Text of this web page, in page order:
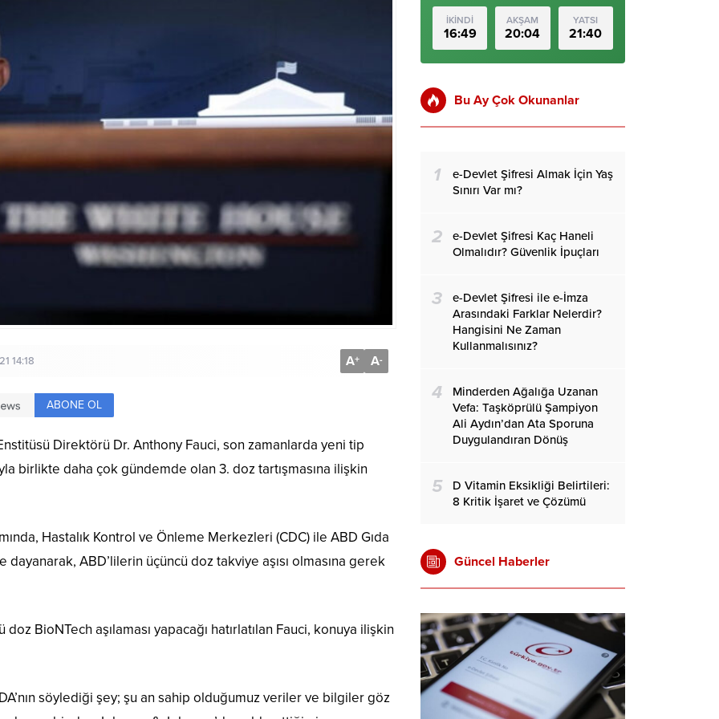
14:18 A+ A-
ABONE OL
Direktörü Dr. Anthony Fauci, son zamanlarda yeni tip
birlikte daha çok gündemde olan 3. doz tartışmasına ilişkin
Hastalık Kontrol ve Önleme Merkezleri (CDC) ile ABD Gıda
ABD’lilerin üçüncü doz takviye aşısı olmasına gerek
doz BioNTech aşılaması yapacağı hatırlatılan Fauci, konuya ilişkin
söylediği şey; şu an sahip olduğumuz veriler ve bilgiler göz
İKİNDİ
16:49
AKŞAM
20:04
YATSI
21:40
Bu Ay Çok Okunanlar
1
e-Devlet Şifresi Almak İçin Yaş
Sınırı Var mı?
2
e-Devlet Şifresi Kaç Haneli
Olmalıdır? Güvenlik İpuçları
3
e-Devlet Şifresi ile e-İmza
Arasındaki Farklar Nelerdir?
Hangisini Ne Zaman
Kullanmalısınız?
4
Minderden Ağalığa Uzanan
Vefa: Taşköprülü Şampiyon
Ali Aydın’dan Ata Sporuna
Duygulandıran Dönüş
5
D Vitamin Eksikliği Belirtileri:
8 Kritik İşaret ve Çözümü
Güncel Haberler